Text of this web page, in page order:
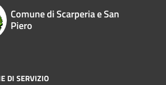
Comune di Scarperia e San
Piero
DI SERVIZIO